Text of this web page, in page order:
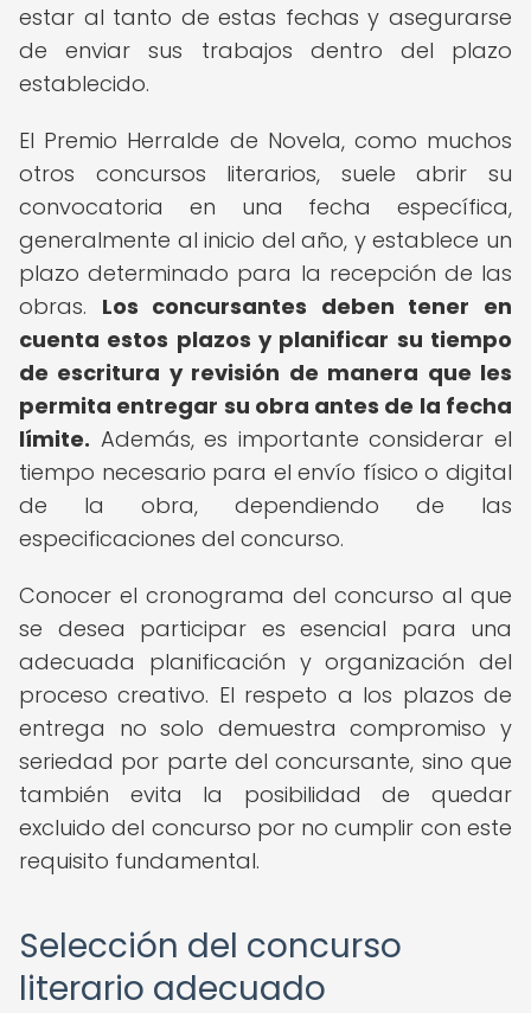
estar al tanto de estas fechas y asegurarse
de enviar sus trabajos dentro del plazo
establecido.
El Premio Herralde de Novela, como muchos
otros concursos literarios, suele abrir su
convocatoria en una fecha específica,
generalmente al inicio del año, y establece un
plazo determinado para la recepción de las
obras. Los concursantes deben tener en
cuenta estos plazos y planificar su tiempo
de escritura y revisión de manera que les
permita entregar su obra antes de la fecha
límite. Además, es importante considerar el
tiempo necesario para el envío físico o digital
de la obra, dependiendo de las
especificaciones del concurso.
Conocer el cronograma del concurso al que
se desea participar es esencial para una
adecuada planificación y organización del
proceso creativo. El respeto a los plazos de
entrega no solo demuestra compromiso y
seriedad por parte del concursante, sino que
también evita la posibilidad de quedar
excluido del concurso por no cumplir con este
requisito fundamental.
Selección del concurso
literario adecuado